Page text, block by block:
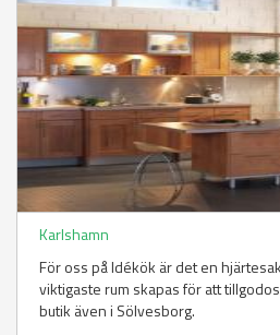
Karlshamn
För oss på Idékök är det en
viktigaste rum skapas för att
butik även i Sölvesborg.